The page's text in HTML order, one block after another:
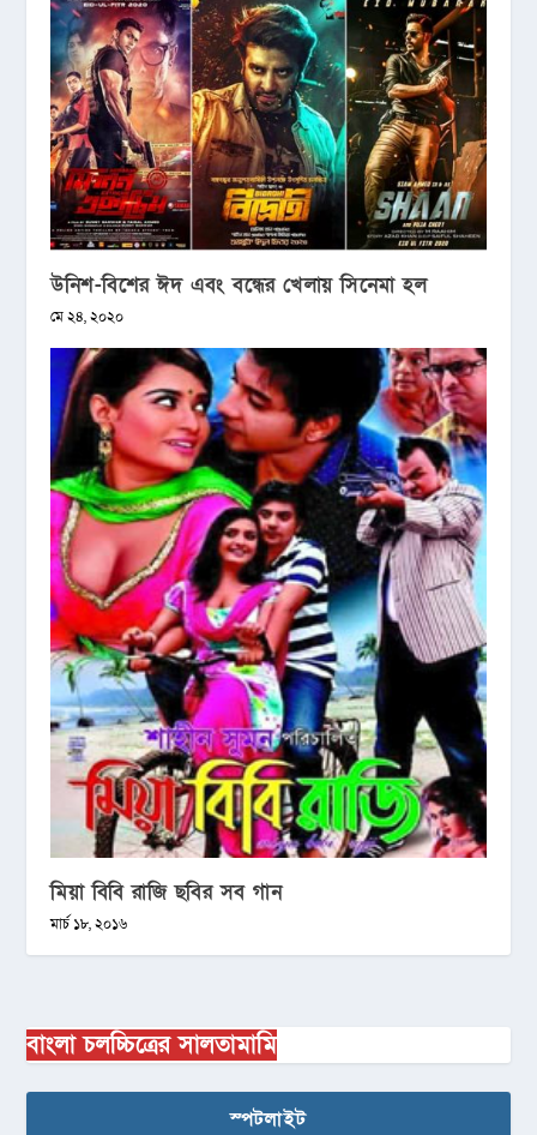
উনিশ-বিশের ঈদ এবং বন্ধের খেলায় সিনেমা হল
মে ২৪, ২০২০
মিয়া বিবি রাজি ছবির সব গান
মার্চ ১৮, ২০১৬
বাংলা চলচ্চিত্রের সালতামামি
স্পটলাইট